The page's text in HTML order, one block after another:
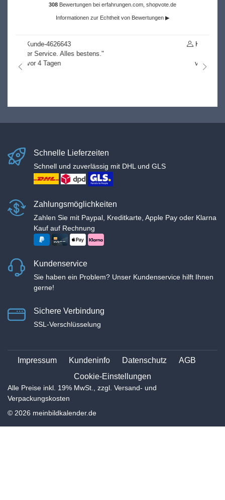
308 Bewertungen bei erfahrungen.com, shopvote.de
Informationen zur Echtheit von Bewertungen ▶
nach links
nach
Schnelle Lieferzeiten
Schnell und zuverlässig mit DHL und GLS
Zahlungsmöglichkeiten
Zahlen Sie mit Paypal, Kreditkarte, Apple Pay oder Klarna
Kauf auf Rechnung
Kundenservice
Sie haben ein Problem? Unser Kundenservice hilft Ihnen
gerne!
Sichere Verbindung
SSL-Verschlüsselung
Impressum Kundeninfo Datenschutz
AGB
Cookie-Einstellungen
Alle Preise inkl. 19% MwSt., zzgl. Versand- und
Verpackungskosten
© 2026 meinbildkalender.de